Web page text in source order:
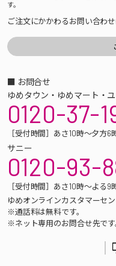
す。
ご注文にかかわるお問い合わ
■ お問合せ
ゆめタウン・ゆめマート・
0120-37-
［受付時間］あさ10時～夕方6
サニー
0120-93-
［受付時間］あさ10時～よる9
ゆめオンラインカスタマーセ
※通話料は無料です。
※ネット専用のお問合せ先です